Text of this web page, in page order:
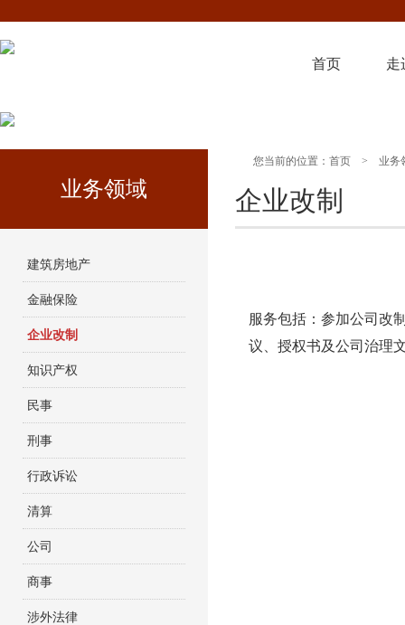
首页 走
业务领域
建筑房地产
金融保险
企业改制
知识产权
民事
刑事
行政诉讼
清算
公司
商事
涉外法律
您当前的位置： 首页 > 业务
企业改制
服务包括：参加公司改
议、授权书及公司治理